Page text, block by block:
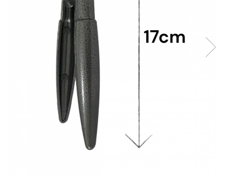
Oglinzi si mobilier baie
Ascutitoare cutite
Baterii sanitare bucatarie
Cantare de bucatarie
Chiuvete bucatarie
Curatatoare legume si fructe
Cutite si seturi de cutite
Masini de tocat si macinat
Polonice, linguri si clesti de